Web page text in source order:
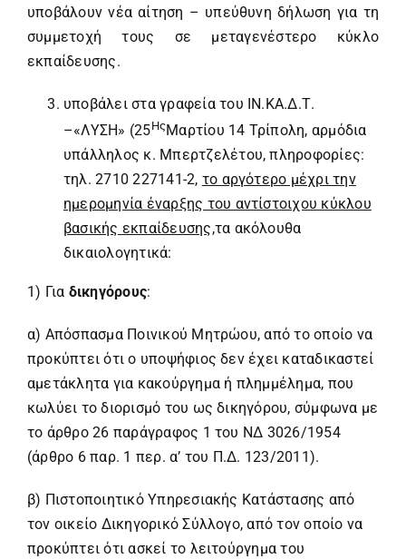
υποβάλουν νέα αίτηση – υπεύθυνη δήλωση για τη
συμμετοχή τους σε μεταγενέστερο κύκλο
εκπαίδευσης.
υποβάλει στα γραφεία του ΙΝ.ΚΑ.Δ.Τ.
–«ΛΥΣΗ» (25ΗςΜαρτίου 14 Τρίπολη, αρμόδια
υπάλληλος κ. Μπερτζελέτου, πληροφορίες:
τηλ. 2710 227141-2, το αργότερο μέχρι την
ημερομηνία έναρξης του αντίστοιχου κύκλου
βασικής εκπαίδευσης,τα ακόλουθα
δικαιολογητικά:
1) Για δικηγόρους:
α) Απόσπασμα Ποινικού Μητρώου, από το οποίο να
προκύπτει ότι ο υποψήφιος δεν έχει καταδικαστεί
αμετάκλητα για κακούργημα ή πλημμέλημα, που
κωλύει το διορισμό του ως δικηγόρου, σύμφωνα με
το άρθρο 26 παράγραφος 1 του ΝΔ 3026/1954
(άρθρο 6 παρ. 1 περ. α’ του Π.Δ. 123/2011).
β) Πιστοποιητικό Υπηρεσιακής Κατάστασης από
τον οικείο Δικηγορικό Σύλλογο, από τον οποίο να
προκύπτει ότι ασκεί το λειτούργημα του